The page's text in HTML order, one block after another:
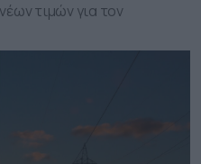
τιμών για τον